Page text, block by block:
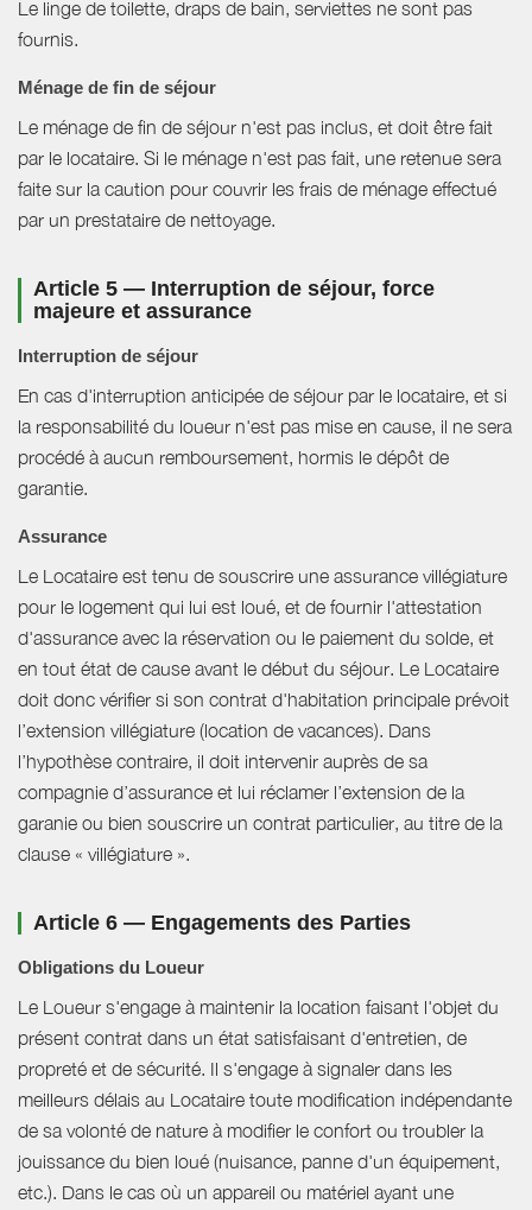
Le linge de toilette, draps de bain, serviettes ne sont pas
fournis.
Ménage de fin de séjour
Le ménage de fin de séjour n'est pas inclus, et doit être fait
par le locataire. Si le ménage n'est pas fait, une retenue sera
faite sur la caution pour couvrir les frais de ménage effectué
par un prestataire de nettoyage.
Article 5 — Interruption de séjour, force
majeure et assurance
Interruption de séjour
En cas d'interruption anticipée de séjour par le locataire, et si
la responsabilité du loueur n'est pas mise en cause, il ne sera
procédé à aucun remboursement, hormis le dépôt de
garantie.
Assurance
Le Locataire est tenu de souscrire une assurance villégiature
pour le logement qui lui est loué, et de fournir l'attestation
d'assurance avec la réservation ou le paiement du solde, et
en tout état de cause avant le début du séjour. Le Locataire
doit donc vérifier si son contrat d'habitation principale prévoit
l’extension villégiature (location de vacances). Dans
l’hypothèse contraire, il doit intervenir auprès de sa
compagnie d’assurance et lui réclamer l’extension de la
garanie ou bien souscrire un contrat particulier, au titre de la
clause « villégiature ».
Article 6 — Engagements des Parties
Obligations du Loueur
Le Loueur s'engage à maintenir la location faisant l'objet du
présent contrat dans un état satisfaisant d'entretien, de
propreté et de sécurité. Il s'engage à signaler dans les
meilleurs délais au Locataire toute modification indépendante
de sa volonté de nature à modifier le confort ou troubler la
jouissance du bien loué (nuisance, panne d'un équipement,
etc.). Dans le cas où un appareil ou matériel ayant une